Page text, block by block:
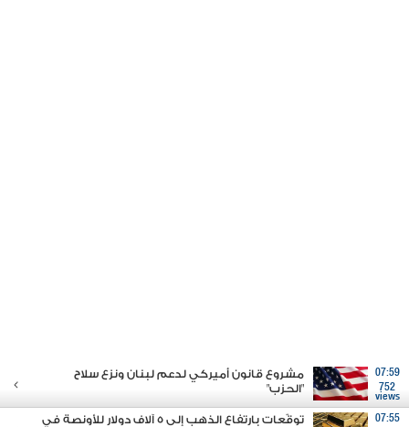
07:59
752
views
مشروع قانون أميركي لدعم لبنان ونزع سلاح
"الحزب"
07:55
توقّعات بارتفاع الذهب إلى 5 آلاف دولار للأونصة في